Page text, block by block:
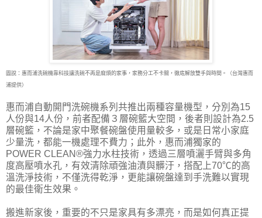
圖說：惠而浦洗碗機靠科技讓洗碗不再是麻煩的家事，家務分工不卡關，徹底解放雙手與時間。（台灣惠而
浦提供）
惠而浦自動開門洗碗機系列共推出兩種容量機型，分別為15
人份與14人份，前者配備３層碗籃大空間，後者則設計為2.5
層碗籃，不論是家中聚餐碗盤使用量較多，或是日常小家庭
少量洗，都能一機處理不費力；此外，惠而浦獨家的
POWER CLEAN®強力水柱技術，透過三層噴灑手臂與多角
度高壓噴水孔，有效清除頑強油漬與髒汙，搭配上70℃的高
溫洗淨技術，不僅洗得乾淨，更能讓碗盤達到手洗難以實現
的最佳衛生效果。
搬進新家後，重要的不只是家具有多漂亮，而是如何真正提